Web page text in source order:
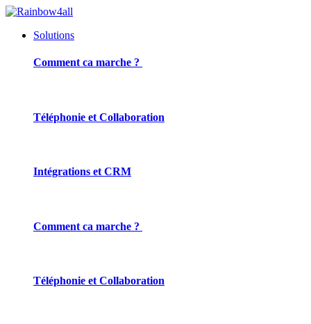
Solutions
Comment ca marche ?
Téléphonie et Collaboration
Intégrations et CRM
Comment ca marche ?
Téléphonie et Collaboration